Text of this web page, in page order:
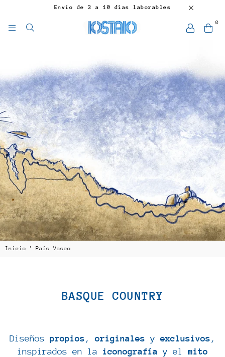
Envío de 3 a 10 días laborables
0
Inicio ' País Vasco
BASQUE COUNTRY
Diseños propios ,originales yexclusivos ,
inspirados en la iconografía y el mito